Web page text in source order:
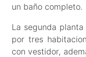
un baño completo.
La segunda
por tres
con vestidor,